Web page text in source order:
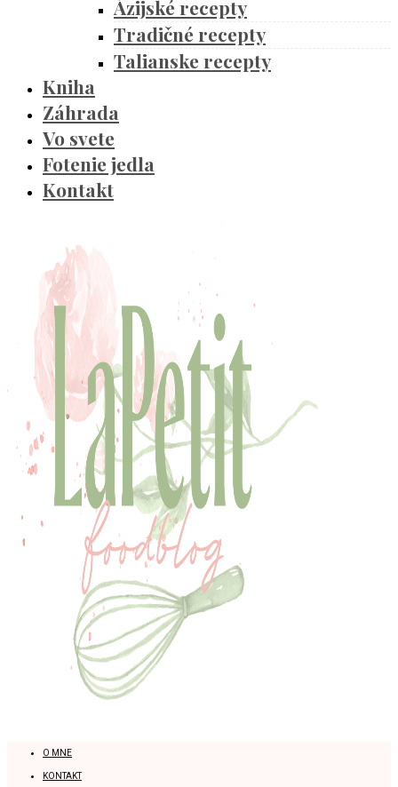
Ázijské recepty
Tradičné recepty
Talianske recepty
Kniha
Záhrada
Vo svete
Fotenie jedla
Kontakt
O MNE
KONTAKT